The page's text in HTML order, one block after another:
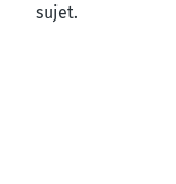
sujet.